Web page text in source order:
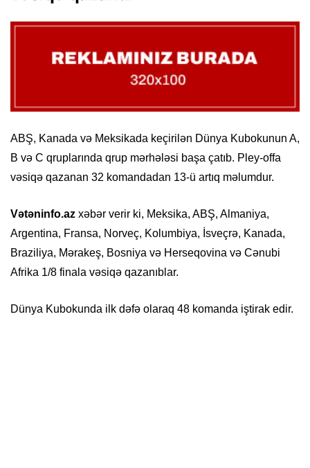
ABŞ, Kanada və Meksikada keçirilən Dünya Kubokunun A,
B və C qruplarında qrup mərhələsi başa çatıb. Pley-offa
vəsiqə qazanan 32 komandadan 13-ü artıq məlumdur.
Vətəninfo.az xəbər verir ki, Meksika, ABŞ, Almaniya,
Argentina, Fransa, Norveç, Kolumbiya, İsveçrə, Kanada,
Braziliya, Mərakeş, Bosniya və Herseqovina və Cənubi
Afrika 1/8 finala vəsiqə qazanıblar.
Dünya Kubokunda ilk dəfə olaraq 48 komanda iştirak edir.